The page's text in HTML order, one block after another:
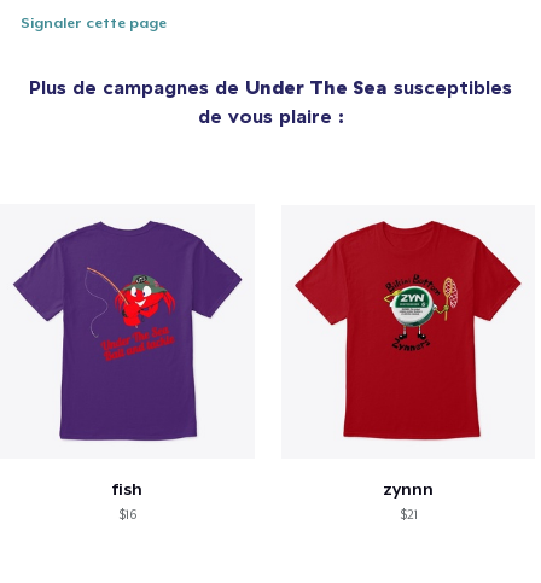
Signaler cette page
Plus de campagnes de Under The Sea susceptibles
de vous plaire :
fish
$16
zynnn
$21